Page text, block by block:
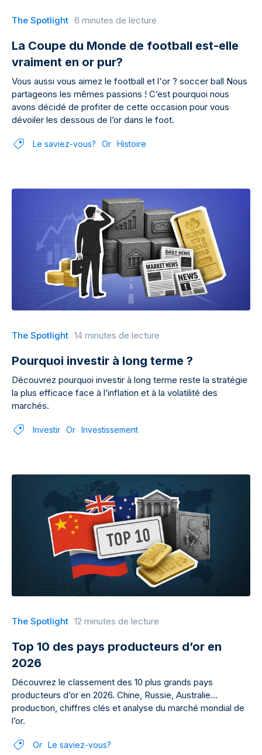
The Spotlight 6 minutes de lecture
La Coupe du Monde de football est-elle
vraiment en or pur?
Vous aussi vous aimez le football et l'or ? soccer ball Nous
partageons les mêmes passions ! C’est pourquoi nous
avons décidé de profiter de cette occasion pour vous
dévoiler les dessous de l’or dans le foot.
Le saviez-vous? Or Histoire
The Spotlight 14 minutes de lecture
Pourquoi investir à long terme ?
Découvrez pourquoi investir à long terme reste la stratégie
la plus efficace face à l’inflation et à la volatilité des
marchés.
Investir Or Investissement
The Spotlight 12 minutes de lecture
Top 10 des pays producteurs d’or en
2026
Découvrez le classement des 10 plus grands pays
producteurs d’or en 2026. Chine, Russie, Australie…
production, chiffres clés et analyse du marché mondial de
l’or.
Or Le saviez-vous?